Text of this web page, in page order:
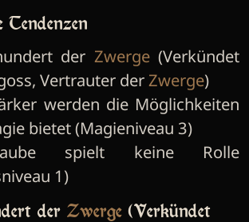
Tendenzen
der Zwerge(Verkündet
Vertrauter derZwerge)
werden die Möglichkeiten
bietet (Magieniveau 3)
spielt keine Rolle
1)
der Zwerge (Verkündet